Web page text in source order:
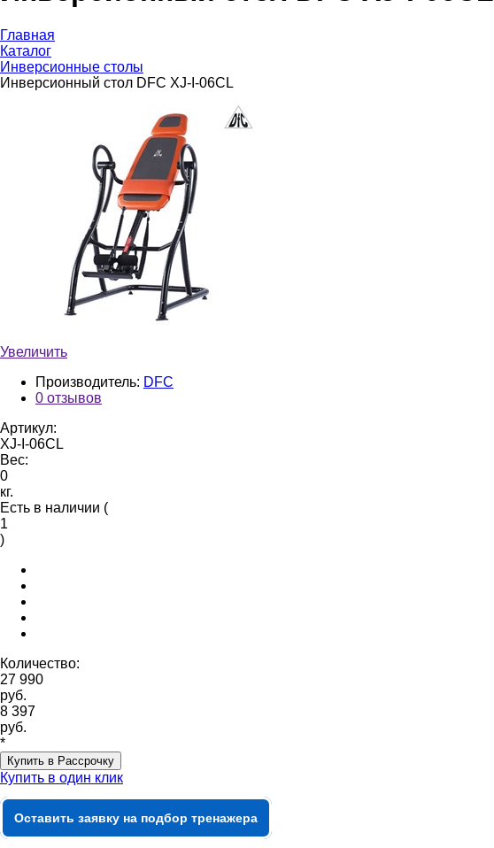
Главная
Каталог
Инверсионные столы
Инверсионный стол DFC XJ-I-06CL
Увеличить
Производитель: DFC
0 отзывов
Артикул:
XJ-I-06CL
Вес:
0
кг.
Есть в наличии (
1
)
Количество:
27 990
руб.
8 397
руб.
*
Купить в Рассрочку
Купить в один клик
Оставить заявку на подбор тренажера